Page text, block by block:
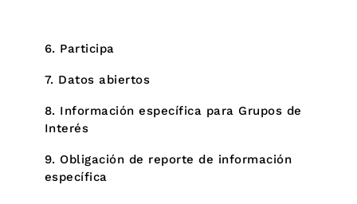
6. Participa
7. Datos abiertos
8. Información específica para Grupos de
Interés
9. Obligación de reporte de información
específica